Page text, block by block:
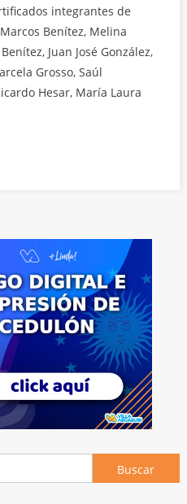
integrantes de
Benítez, Melina
Juan José González,
Grosso, Saúl
Hesar, María Laura
Buscar: